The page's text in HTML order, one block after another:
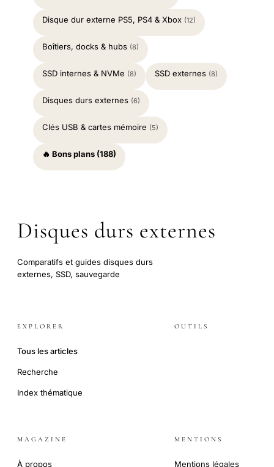
Disque dur externe PS5, PS4 & Xbox (12)
Boîtiers, docks & hubs (8)
SSD internes & NVMe (8) SSD externes (8)
Disques durs externes (6)
Clés USB & cartes mémoire (5)
🔥 Bons plans (188)
Disques durs externes
Comparatifs et guides disques durs
externes, SSD, sauvegarde
EXPLORER
Tous les articles
Recherche
Index thématique
OUTILS
MAGAZINE
À propos
MENTIONS
Mentions légales